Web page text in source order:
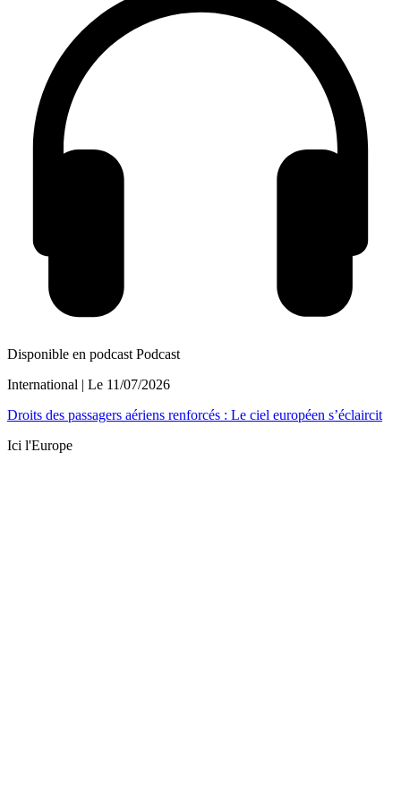
Disponible en podcast Podcast
International | Le 11/07/2026
Droits des passagers aériens renforcés : Le ciel européen s’éclaircit
Ici l'Europe